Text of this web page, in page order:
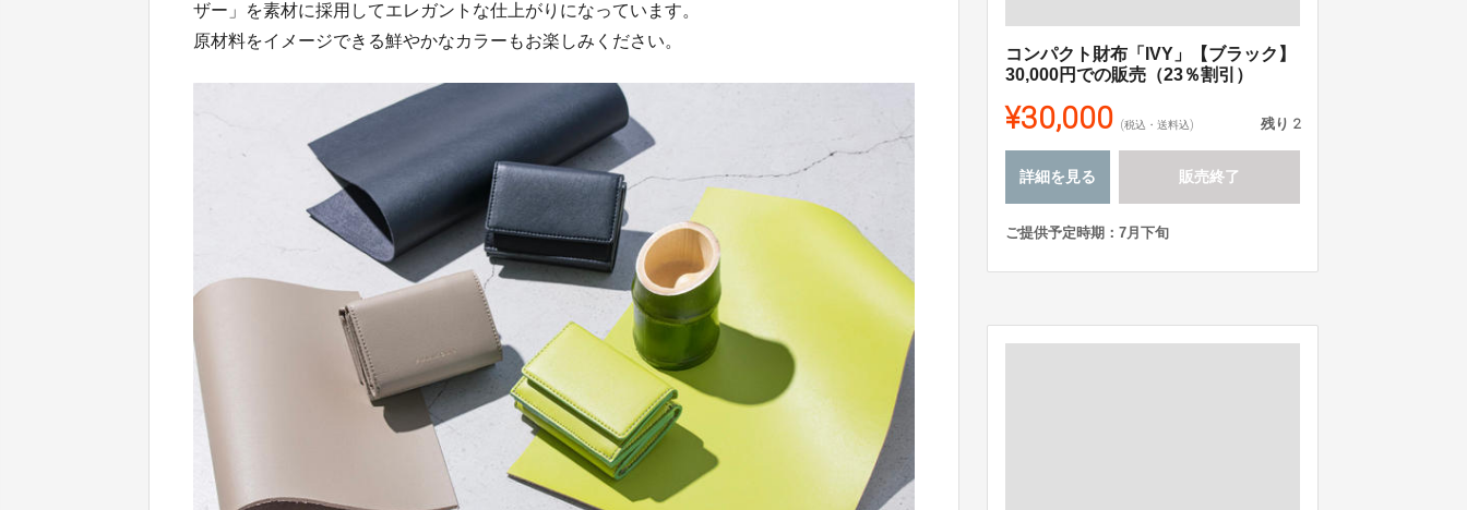
ザー」を素材に採用してエレガントな仕上がりになっています。
原材料をイメージできる鮮やかなカラーもお楽しみください。
コンパクト財布「IVY」【ブラック】
30,000円での販売（23％割引）
¥30,000 (税込・送料込) 残り 2
詳細を見る 販売終了
ご提供予定時期：7月下旬